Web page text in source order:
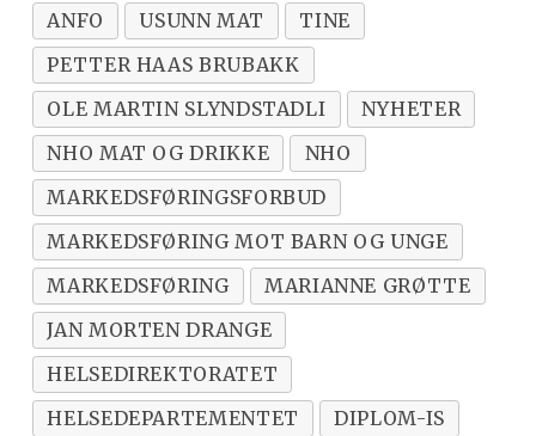
ANFO USUNN MAT
TINE
PETTER HAAS BRUBAKK
OLE MARTIN SLYNDSTADLI
NYHETER
NHO MAT OG DRIKKE
NHO
MARKEDSFØRINGSFORBUD
MARKEDSFØRING MOT BARN OG UNGE
MARKEDSFØRING
MARIANNE GRØTTE
JAN MORTEN DRANGE
HELSEDIREKTORATET
HELSEDEPARTEMENTET
DIPLOM-IS